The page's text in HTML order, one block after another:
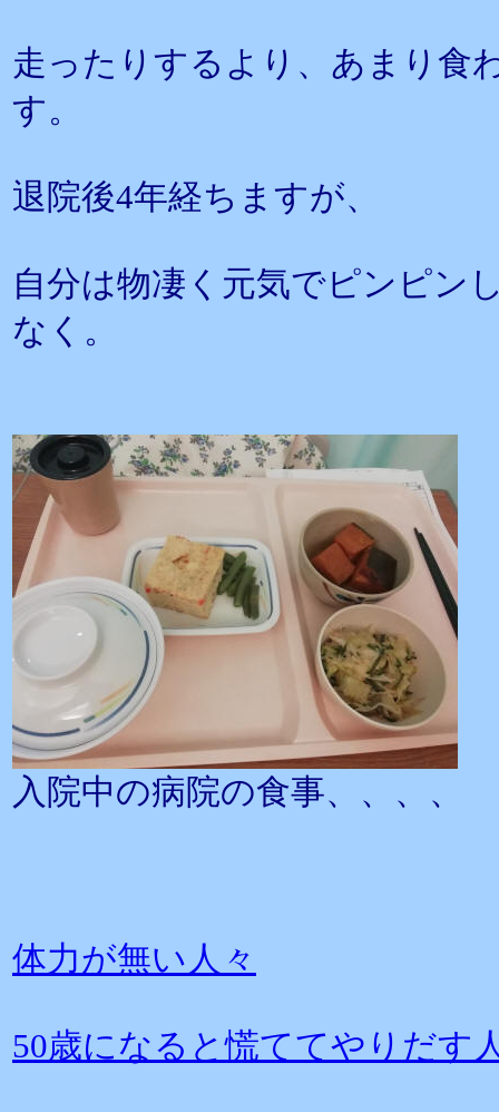
走ったりするより、あまり食
す。
退院後4年経ちますが、
自分は物凄く元気でピンピン
なく。
入院中の病院の食事、、、、
体力が無い人々
50歳になると慌ててやりだす